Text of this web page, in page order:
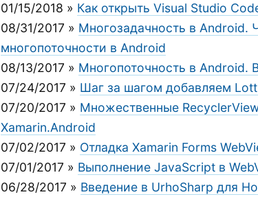
01/15/2018 » Как открыть Visual Studio
08/31/2017 » Многозадачность в Android.
многопоточности в Android
08/13/2017 » Многопоточность в Android.
07/24/2017 » Шаг за шагом добавляем
07/20/2017 » Множественные
Xamarin.Android
07/02/2017 » Отладка Xamarin Forms
07/01/2017 » Выполнение JavaScript в
06/28/2017 » Введение в UrhoSharp для